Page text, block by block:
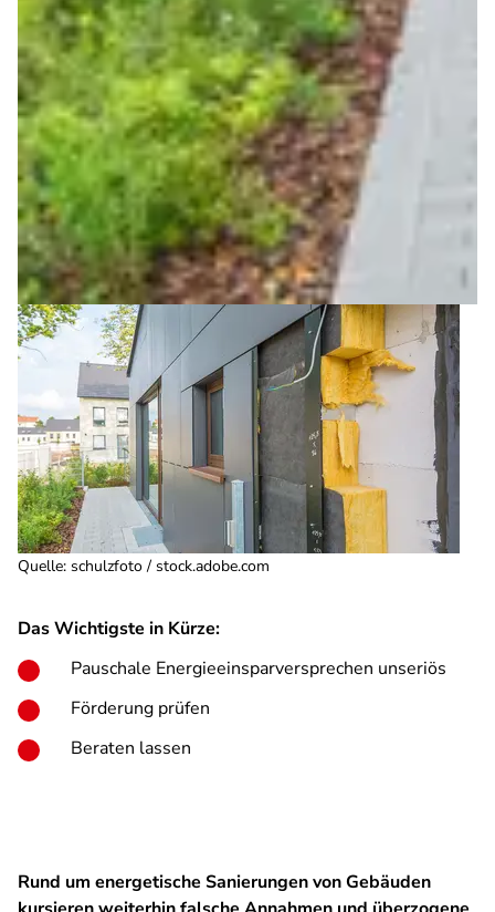
Quelle: schulzfoto / stock.adobe.com
Das Wichtigste in Kürze:
Pauschale Energieeinsparversprechen unseriös
Förderung prüfen
Beraten lassen
Rund um energetische Sanierungen von Gebäuden